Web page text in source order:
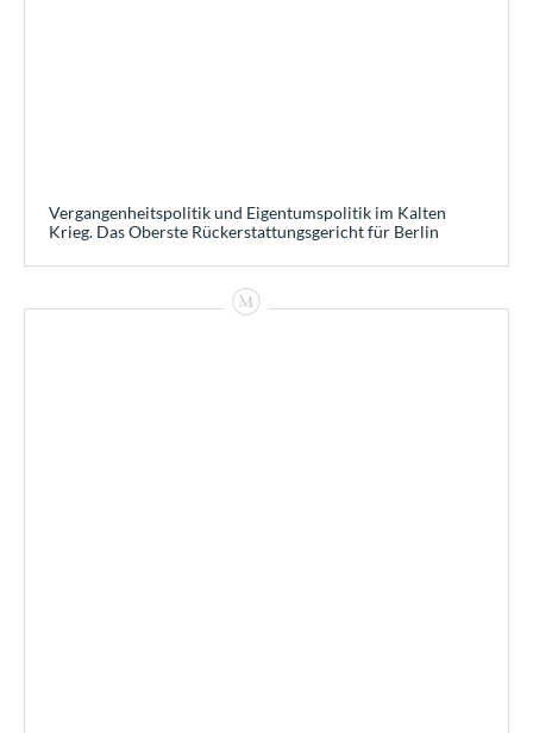
Vergangenheitspolitik und Eigentumspolitik im Kalten
Krieg. Das Oberste Rückerstattungsgericht für Berlin